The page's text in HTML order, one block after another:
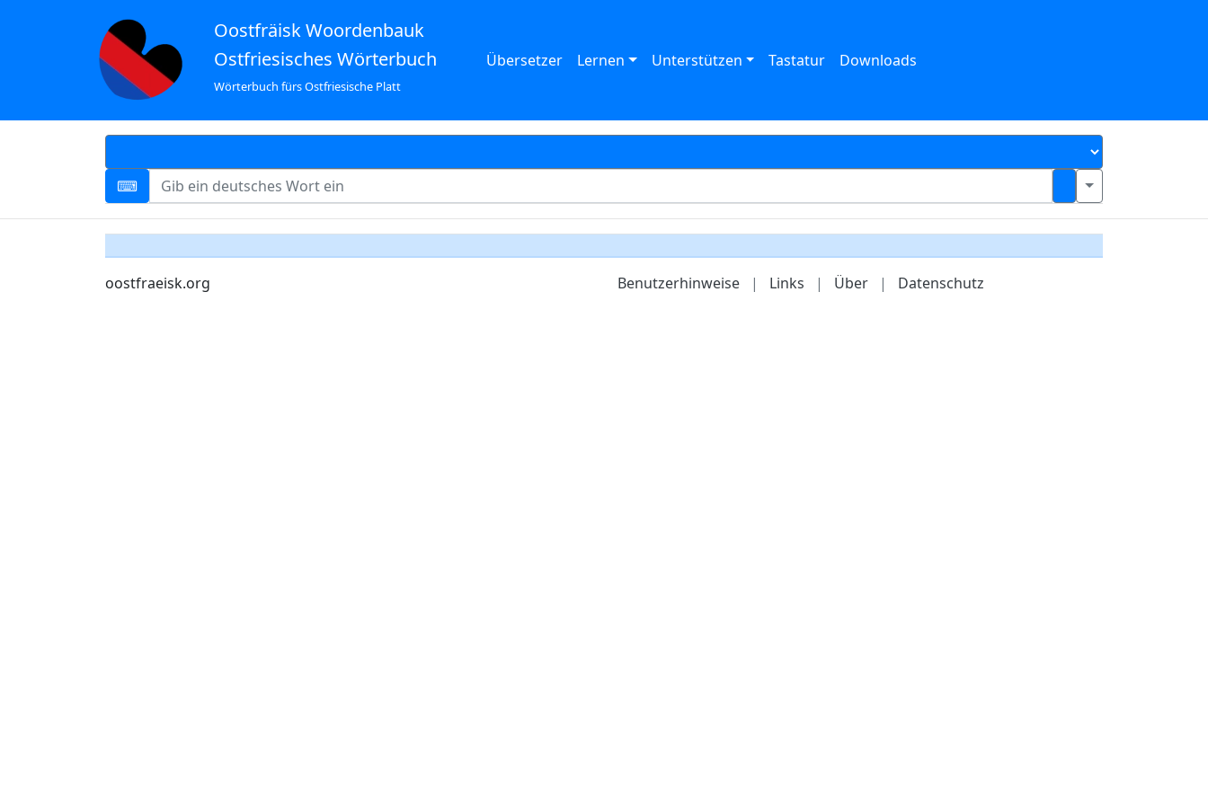
Oostfräisk Woordenbauk
Ostfriesisches Wörterbuch
Wörterbuch fürs Ostfriesische Platt
Übersetzer Lernen Unterstützen Tastatur Downloads
oostfraeisk.org Benutzerhinweise | Links | Über | Datenschutz